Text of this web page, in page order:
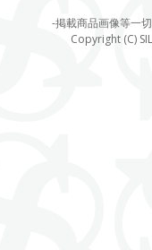
-掲載商品画像等一
Copyright (C)